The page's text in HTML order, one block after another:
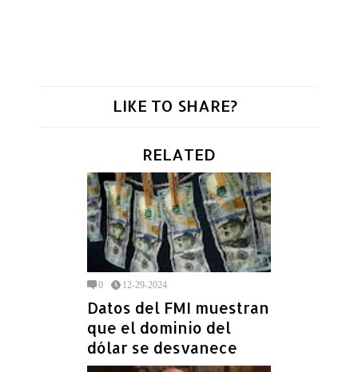
LIKE TO SHARE?
RELATED
0 12-29-2024
Datos del FMI muestran
que el dominio del
dólar se desvanece